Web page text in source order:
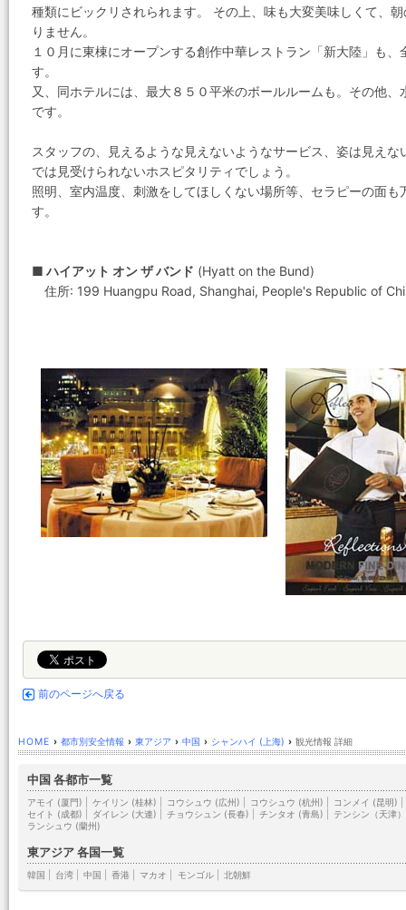
種類にビックリされられます。 その上、味も大変美味しくて、
りません。
１０月に東棟にオープンする創作中華レストラン「新大陸」も
す。
又、同ホテルには、最大８５０平米のボールルームも。その他
です。
スタッフの、見えるような見えないようなサービス、姿は見え
では見受けられないホスピタリティでしょう。
照明、室内温度、刺激をしてほしくない場所等、セラピーの面
す。
■ ハイアット オン ザ バンド (Hyatt on the Bund)
住所: 199 Huangpu Road, Shanghai, People's Republic of
前のページへ戻る
HOME › 都市別安全情報 › 東アジア › 中国 › シャンハイ (上海) › 観光情報 詳細
中国 各都市一覧
アモイ (厦門) ケイリン (桂林) コウシュウ (広州) コウシュウ (杭州) コンメイ (昆明)
セイト (成都)
ダイレン (大連) チョウシュン (長春) チンタオ (青島)
テンシン（天津）
ランシュウ (蘭州)
東アジア 各国一覧
韓国 台湾 中国 香港 マカオ モンゴル| 北朝鮮